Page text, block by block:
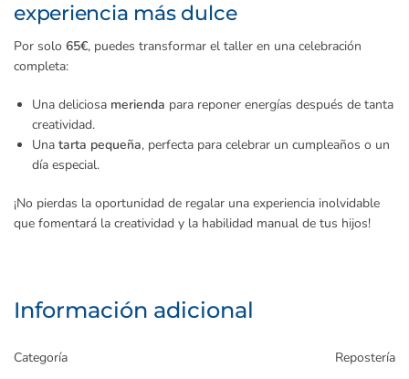
experiencia más dulce
Por solo 65€, puedes transformar el taller en una celebración
completa:
Una deliciosa merienda para reponer energías después de tanta
creatividad.
Una tarta pequeña, perfecta para celebrar un cumpleaños o un
día especial.
¡No pierdas la oportunidad de regalar una experiencia inolvidable
que fomentará la creatividad y la habilidad manual de tus hijos!
Información adicional
Categoría Repostería